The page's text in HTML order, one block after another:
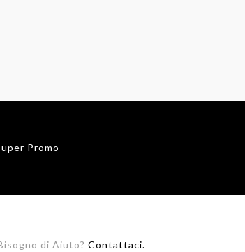
Promo
di Aiuto? Contattaci.